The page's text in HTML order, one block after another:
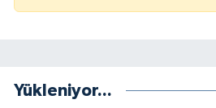
Yükleniyor...